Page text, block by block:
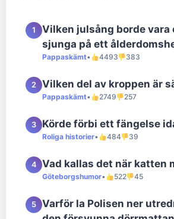
1
Vilken julsång borde vara
sjunga på ett
Pappaskämt• 4493 383
2 Vilken del av kroppen är
Pappaskämt• 2749 257
3 Körde förbi ett fängelse
Roliga historier• 484 39
4 Vad kallas det när katten
Göteborgshumor• 522 45
5
Varför la Polisen ner